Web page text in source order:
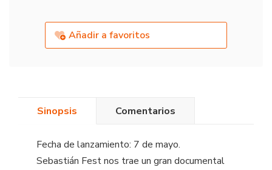
Añadir a favoritos
Sinopsis Comentarios
Fecha de lanzamiento: 7 de mayo.
Sebastián Fest nos trae un gran documental